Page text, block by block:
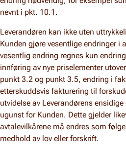
nevnt i pkt. 10.1.
Leverandøren kan ikke uten
Kunden gjøre vesentlige endringer i
vesentlig endring regnes kun
innføring av nye priselementer
punkt 3.2 og punkt 3.5, endring i
etterskuddsvis fakturering til
utvidelse av Leverandørens
ugunst for Kunden. Dette gjelder
avtalevilkårene må endres som
medhold av lov eller forskrift.